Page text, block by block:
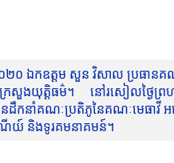
ឯកឧត្តម សួន វិសាល ប្រធានគណៈ
ក្រសួងយុត្តិធម៌។ នៅរសៀលថ្ងៃព្រ
ដឹកនាំគណៈប្រតិភូនៃគណៈមេធាវី
ណីយ៍ និងទូរគមនាគមន៍។